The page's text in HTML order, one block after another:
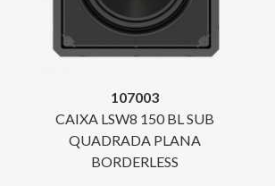
107003
CAIXA LSW8 150 BL SUB
QUADRADA PLANA
BORDERLESS